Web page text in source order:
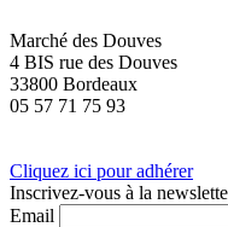
Marché des Douves
4 BIS rue des Douves
33800 Bordeaux
05 57 71 75 93
Cliquez ici pour adhérer
Inscrivez-vous à la
Email